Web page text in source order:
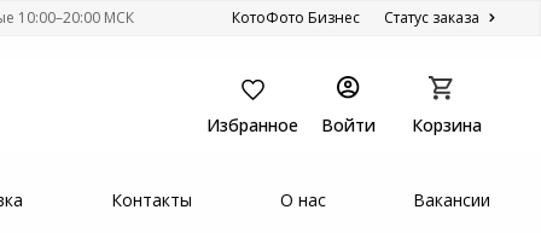
10:00–20:00 МСК КотоФото Бизнес Статус заказа
Корзина
Войти
Избранное
Контакты О нас Вакансии